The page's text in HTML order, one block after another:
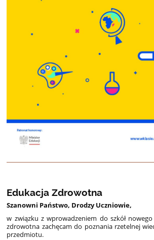
Edukacja Zdrowotna
Szanowni Państwo, Drodzy Uczniowie,
w związku z wprowadzeniem do szkół
zdrowotna zachęcam do poznania rzetelnej
przedmiotu.